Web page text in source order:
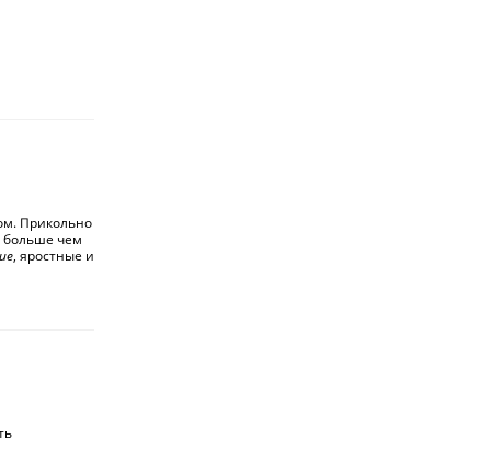
Прикольно
больше чем
, яростные и